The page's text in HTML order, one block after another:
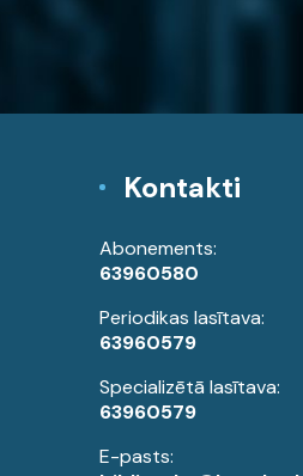
Kontakti
Abonements:
63960580
Periodikas lasītava:
63960579
Specializētā lasītava:
63960579
E-pasts: